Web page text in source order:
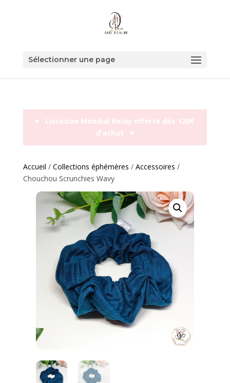
Sélectionner une page
♥︎ Livraison Mondial Relay offerte dès 120€
d’achat ♥︎
Accueil / Collections éphémères / Accessoires /
Chouchou Scrunchies Wavy